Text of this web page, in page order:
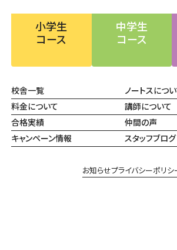
小学生
コース
中学生
コース
校舎一覧
ノートスにつ
料金について
講師について
合格実績
仲間の声
キャンペーン情報
スタッフブログ
お知らせプライバシーポリシ